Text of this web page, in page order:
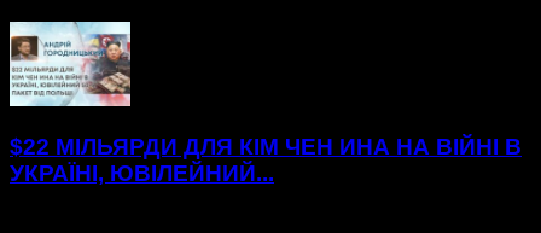
$22 МІЛЬЯРДИ ДЛЯ КІМ ЧЕН ИНА НА ВІЙНІ В
УКРАЇНІ, ЮВІЛЕЙНИЙ...